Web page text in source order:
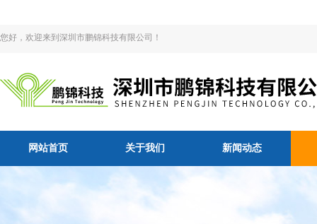
您好，欢迎来到深圳市鹏锦科技有限公司！
网站首页 关于我们 新闻动态